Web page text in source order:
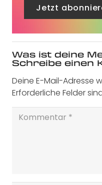
Jetzt
Was ist deine
Schreibe einen
Deine E-Mail-Adresse
Erforderliche Felder